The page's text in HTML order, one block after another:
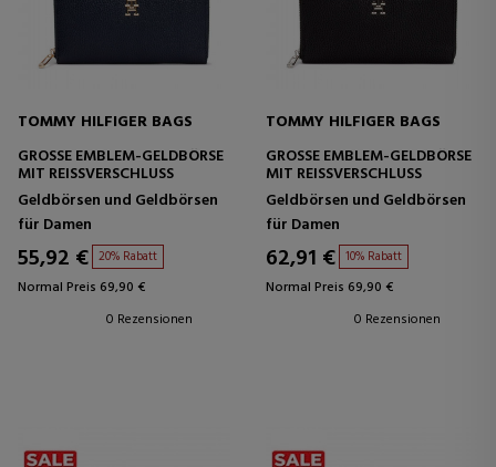
TOMMY HILFIGER BAGS
GROSSE EMBLEM-GELDBÖRSE
MIT REISSVERSCHLUSS
Geldbörsen und Geldbörsen
für Damen
55,92 € 20% Rabatt
Normal Preis 69,90 €
0 Rezensionen
TOMMY HILFIGER BAGS
GROSSE EMBLEM-GELDBÖRSE
MIT REISSVERSCHLUSS
Geldbörsen und Geldbörsen
für Damen
62,91 € 10% Rabatt
Normal Preis 69,90 €
0 Rezensionen